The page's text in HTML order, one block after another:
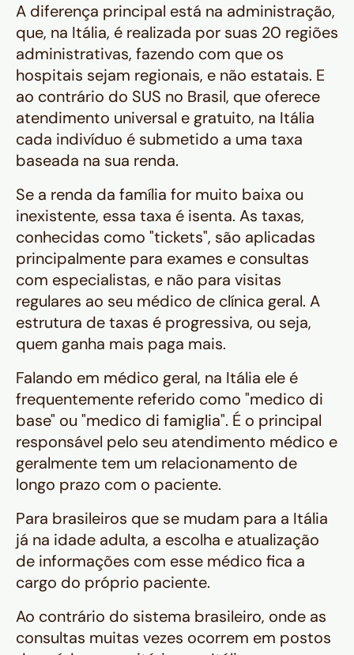
A diferença principal está na administração,
que, na Itália, é realizada por suas 20 regiões
administrativas, fazendo com que os
hospitais sejam regionais, e não estatais. E
ao contrário do SUS no Brasil, que oferece
atendimento universal e gratuito, na Itália
cada indivíduo é submetido a uma taxa
baseada na sua renda.
Se a renda da família for muito baixa ou
inexistente, essa taxa é isenta. As taxas,
conhecidas como "tickets", são aplicadas
principalmente para exames e consultas
com especialistas, e não para visitas
regulares ao seu médico de clínica geral. A
estrutura de taxas é progressiva, ou seja,
quem ganha mais paga mais.
Falando em médico geral, na Itália ele é
frequentemente referido como "medico di
base" ou "medico di famiglia". É o principal
responsável pelo seu atendimento médico e
geralmente tem um relacionamento de
longo prazo com o paciente.
Para brasileiros que se mudam para a Itália
já na idade adulta, a escolha e atualização
de informações com esse médico fica a
cargo do próprio paciente.
Ao contrário do sistema brasileiro, onde as
consultas muitas vezes ocorrem em postos